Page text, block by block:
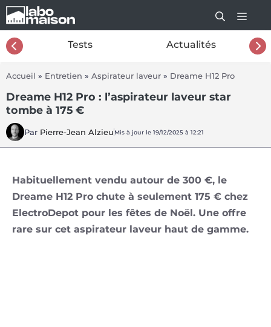
Aller
au
contenu
Tests Actualités
Accueil » Entretien » Aspirateur laveur » Dreame H12 Pro
Dreame H12 Pro : l’aspirateur laveur star
tombe à 175 €
Par Pierre-Jean Alzieu Mis à jour le 19/12/2025 à 12:21
Habituellement vendu autour de 300 €, le
Dreame H12 Pro chute à seulement 175 € chez
ElectroDepot pour les fêtes de Noël. Une offre
rare sur cet aspirateur laveur haut de gamme.